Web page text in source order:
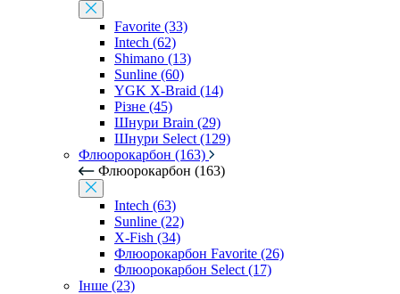
Favorite (33)
Intech (62)
Shimano (13)
Sunline (60)
YGK X-Braid (14)
Різне (45)
Шнури Brain (29)
Шнури Select (129)
Флюорокарбон (163)
Флюорокарбон (163)
Intech (63)
Sunline (22)
X-Fish (34)
Флюорокарбон Favorite (26)
Флюорокарбон Select (17)
Інше (23)